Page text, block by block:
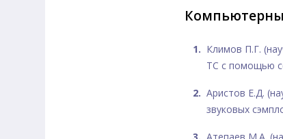
Климов П.Г.
ТС с помощью
Аристов Е.Д.
звуковых